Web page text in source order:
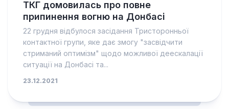
ТКГ домовилась про повне
припинення вогню на Донбасі
22 грудня відбулося засідання Тристоронньої
контактної групи, яке дає змогу "засвідчити
стриманий оптимізм" щодо можливої деескалації
ситуації на Донбасі та...
23.12.2021